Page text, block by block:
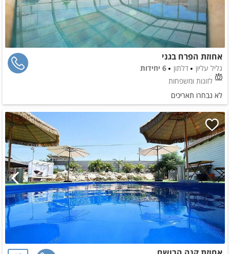
אחוזת הפרח בגני
גליל עליון דלתון
6 יחידות
לזוגות ומשפחות
לא נבחרו תאריכים